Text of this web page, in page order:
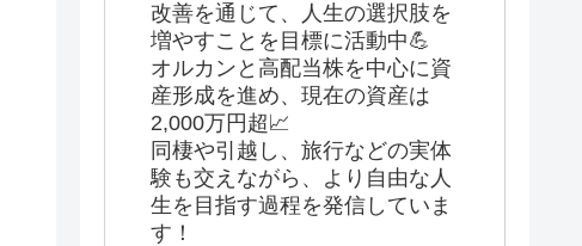
改善を通じて、人生の選択肢を
増やすことを目標に活動中💪
オルカンと高配当株を中心に資
産形成を進め、現在の資産は
2,000万円超📈
同棲や引越し、旅行などの実体
験も交えながら、より自由な人
生を目指す過程を発信していま
す！